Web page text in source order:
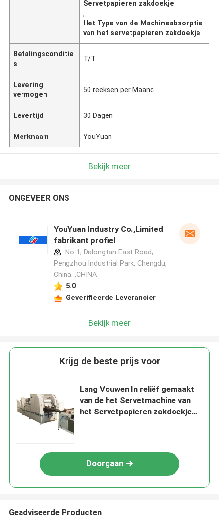
Servetpapieren zakdoekje
,
Het Type van de Machineabsorptie
van het servetpapieren zakdoekje
Betalingsconditie
s
T/T
Levering
vermogen
50 reeksen per Maand
Levertijd 30 Dagen
Merknaam YouYuan
Bekijk meer
ONGEVEER ONS
YouYuan Industry Co.,Limited
fabrikant profiel
No 1, Dalongtan East Road,
Pengzhou Industrial Park, Chengdu,
China. ,CHINA
5.0
Geverifieerde Leverancier
Bekijk meer
Krijg de beste prijs voor
Lang Vouwen In reliëf gemaakt
van de het Servetmachine van
het Servetpapieren zakdoekje
Doorgaan
Geadviseerde Producten